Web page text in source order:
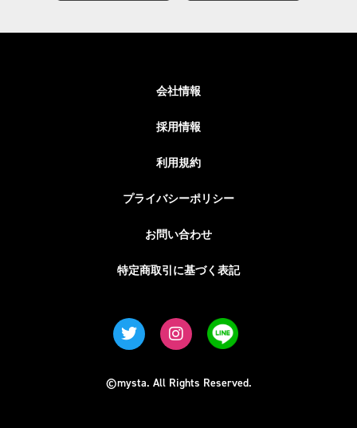
会社情報
採用情報
利用規約
プライバシーポリシー
お問い合わせ
特定商取引に基づく表記
©mysta. All Rights Reserved.